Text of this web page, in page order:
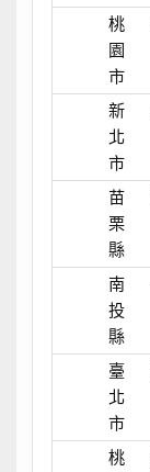
桃
園
市
新
北
市
苗
栗
縣
南
投
縣
臺
北
市
桃